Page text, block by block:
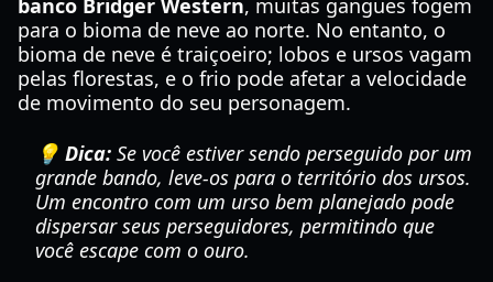
banco Bridger Western, muitas gangues fogem
para o bioma de neve ao norte. No entanto, o
bioma de neve é traiçoeiro; lobos e ursos vagam
pelas florestas, e o frio pode afetar a velocidade
de movimento do seu personagem.
💡 Dica: Se você estiver sendo perseguido por um
grande bando, leve-os para o território dos ursos.
Um encontro com um urso bem planejado pode
dispersar seus perseguidores, permitindo que
você escape com o ouro.